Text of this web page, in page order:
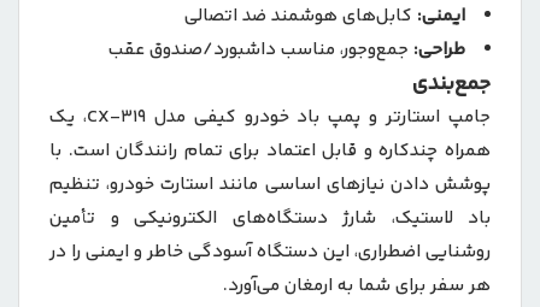
ایمنی: کابل‌های هوشمند ضد اتصالی
طراحی: جمع‌وجور، مناسب داشبورد/صندوق عقب
جمع‌بندی
جامپ استارتر و پمپ باد خودرو کیفی مدل CX-319، یک
همراه چندکاره و قابل اعتماد برای تمام رانندگان است. با
پوشش دادن نیازهای اساسی مانند استارت خودرو، تنظیم
باد لاستیک، شارژ دستگاه‌های الکترونیکی و تأمین
روشنایی اضطراری، این دستگاه آسودگی خاطر و ایمنی را در
هر سفر برای شما به ارمغان می‌آورد.